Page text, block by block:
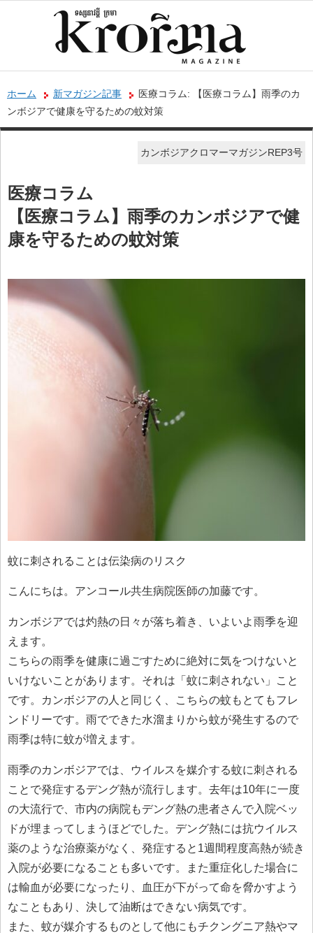
ホーム 新マガジン記事
医療コラム: 【医療コラム】雨季のカ
ンボジアで健康を守るための蚊対策
カンボジアクロマーマガジンREP3号
医療コラム
【医療コラム】雨季のカンボジアで健
康を守るための蚊対策
蚊に刺されることは伝染病のリスク
こんにちは。アンコール共生病院医師の加藤です。
カンボジアでは灼熱の日々が落ち着き、いよいよ雨季を迎
えます。
こちらの雨季を健康に過ごすために絶対に気をつけないと
いけないことがあります。それは「蚊に刺されない」こと
です。カンボジアの人と同じく、こちらの蚊もとてもフレ
ンドリーです。雨でできた水溜まりから蚊が発生するので
雨季は特に蚊が増えます。
雨季のカンボジアでは、ウイルスを媒介する蚊に刺される
ことで発症するデング熱が流行します。去年は10年に一度
の大流行で、市内の病院もデング熱の患者さんで入院ベッ
ドが埋まってしまうほどでした。デング熱には抗ウイルス
薬のような治療薬がなく、発症すると1週間程度高熱が続き
入院が必要になることも多いです。また重症化した場合に
は輸血が必要になったり、血圧が下がって命を脅かすよう
なこともあり、決して油断はできない病気です。
また、蚊が媒介するものとして他にもチクングニア熱やマ